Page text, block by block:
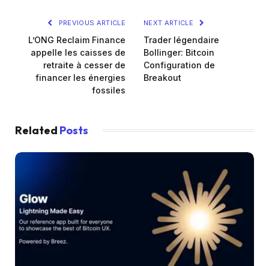
PREVIOUS ARTICLE
L’ONG Reclaim Finance
appelle les caisses de
retraite à cesser de
financer les énergies
fossiles
NEXT ARTICLE
Trader légendaire
Bollinger: Bitcoin
Configuration de
Breakout
Related Posts